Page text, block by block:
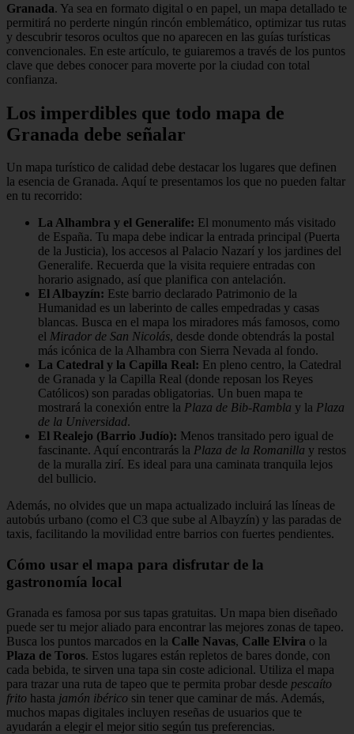
Granada. Ya sea en formato digital o en papel, un mapa detallado te
permitirá no perderte ningún rincón emblemático, optimizar tus rutas
y descubrir tesoros ocultos que no aparecen en las guías turísticas
convencionales. En este artículo, te guiaremos a través de los puntos
clave que debes conocer para moverte por la ciudad con total
confianza.
Los imperdibles que todo mapa de
Granada debe señalar
Un mapa turístico de calidad debe destacar los lugares que definen
la esencia de Granada. Aquí te presentamos los que no pueden faltar
en tu recorrido:
La Alhambra y el Generalife: El monumento más visitado
de España. Tu mapa debe indicar la entrada principal (Puerta
de la Justicia), los accesos al Palacio Nazarí y los jardines del
Generalife. Recuerda que la visita requiere entradas con
horario asignado, así que planifica con antelación.
El Albayzín: Este barrio declarado Patrimonio de la
Humanidad es un laberinto de calles empedradas y casas
blancas. Busca en el mapa los miradores más famosos, como
el Mirador de San Nicolás, desde donde obtendrás la postal
más icónica de la Alhambra con Sierra Nevada al fondo.
La Catedral y la Capilla Real: En pleno centro, la Catedral
de Granada y la Capilla Real (donde reposan los Reyes
Católicos) son paradas obligatorias. Un buen mapa te
mostrará la conexión entre la Plaza de Bib-Rambla y la Plaza
de la Universidad.
El Realejo (Barrio Judío): Menos transitado pero igual de
fascinante. Aquí encontrarás la Plaza de la Romanilla y restos
de la muralla zirí. Es ideal para una caminata tranquila lejos
del bullicio.
Además, no olvides que un mapa actualizado incluirá las líneas de
autobús urbano (como el C3 que sube al Albayzín) y las paradas de
taxis, facilitando la movilidad entre barrios con fuertes pendientes.
Cómo usar el mapa para disfrutar de la
gastronomía local
Granada es famosa por sus tapas gratuitas. Un mapa bien diseñado
puede ser tu mejor aliado para encontrar las mejores zonas de tapeo.
Busca los puntos marcados en la Calle Navas, Calle Elvira o la
Plaza de Toros. Estos lugares están repletos de bares donde, con
cada bebida, te sirven una tapa sin coste adicional. Utiliza el mapa
para trazar una ruta de tapeo que te permita probar desde pescaíto
frito hasta jamón ibérico sin tener que caminar de más. Además,
muchos mapas digitales incluyen reseñas de usuarios que te
ayudarán a elegir el mejor sitio según tus preferencias.